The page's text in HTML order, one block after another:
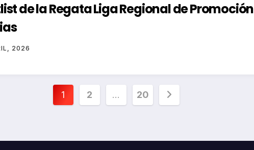
de la Regata Liga Regional de Promoción
2026
Paginación
entradas
1 2 … 20